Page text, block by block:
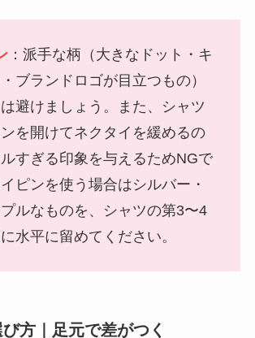
：派手な柄（大きなドット・キ
ブランドロゴが目立つもの）
避けましょう。また、シャツ
を開けてネクタイを緩めるの
すぎる印象を与えるためNGで
ピンを使う場合はシルバー・
ルなものを、シャツの第3〜4
水平に留めてください。
方｜足元で差がつく